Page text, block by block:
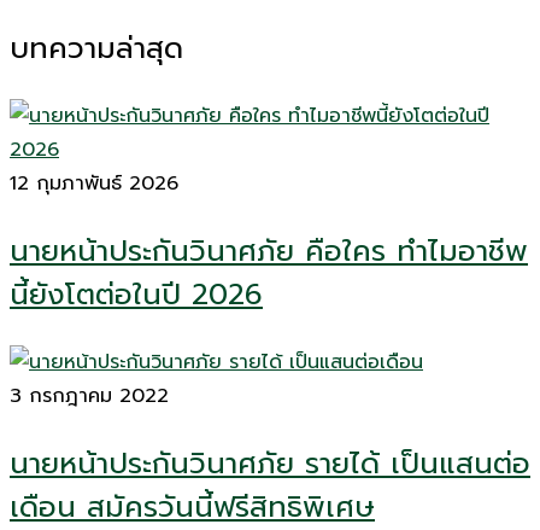
บทความล่าสุด
12 กุมภาพันธ์ 2026
นายหน้าประกันวินาศภัย คือใคร ทำไมอาชีพ
นี้ยังโตต่อในปี 2026
3 กรกฎาคม 2022
นายหน้าประกันวินาศภัย รายได้ เป็นแสนต่อ
เดือน สมัครวันนี้ฟรีสิทธิพิเศษ